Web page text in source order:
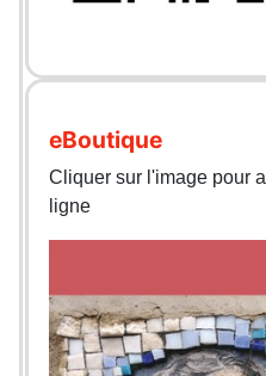
eBoutique
Cliquer sur l'image pour
ligne